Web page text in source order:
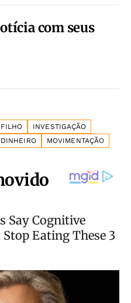
com seus
FILHO
INVESTIGAÇÃO
MOVIMENTAÇÃO